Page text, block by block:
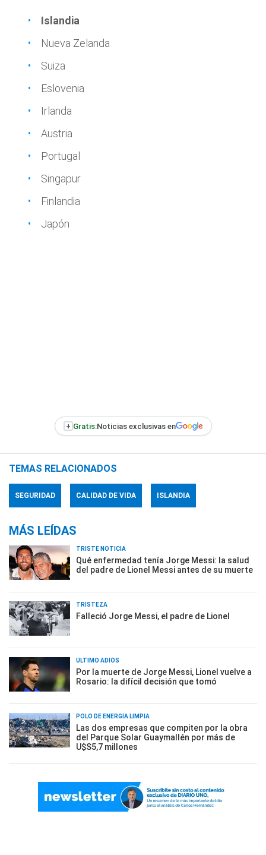
Islandia
Nueva Zelanda
Suiza
Eslovenia
Irlanda
Austria
Portugal
Singapur
Finlandia
Japón
+ Gratis:Noticias exclusivas en
TEMAS RELACIONADOS
SEGURIDAD CALIDAD DE VIDA ISLANDIA
MÁS LEÍDAS
TRISTE NOTICIA
Qué enfermedad tenía Jorge Messi: la salud
del padre de Lionel Messi antes de su muerte
TRISTEZA
Falleció Jorge Messi, el padre de Lionel
ÚLTIMO ADIÓS
Por la muerte de Jorge Messi, Lionel vuelve a
Rosario: la difícil decisión que tomó
POLO DE ENERGÍA LIMPIA
Las dos empresas que compiten por la obra
del Parque Solar Guaymallén por más de
U$S5,7 millones